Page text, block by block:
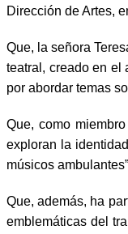
Dirección de Artes,
Que, la señora
teatral, creado en el
por abordar temas
Que, como
exploran la
músicos
Que, además, ha
emblemáticas del